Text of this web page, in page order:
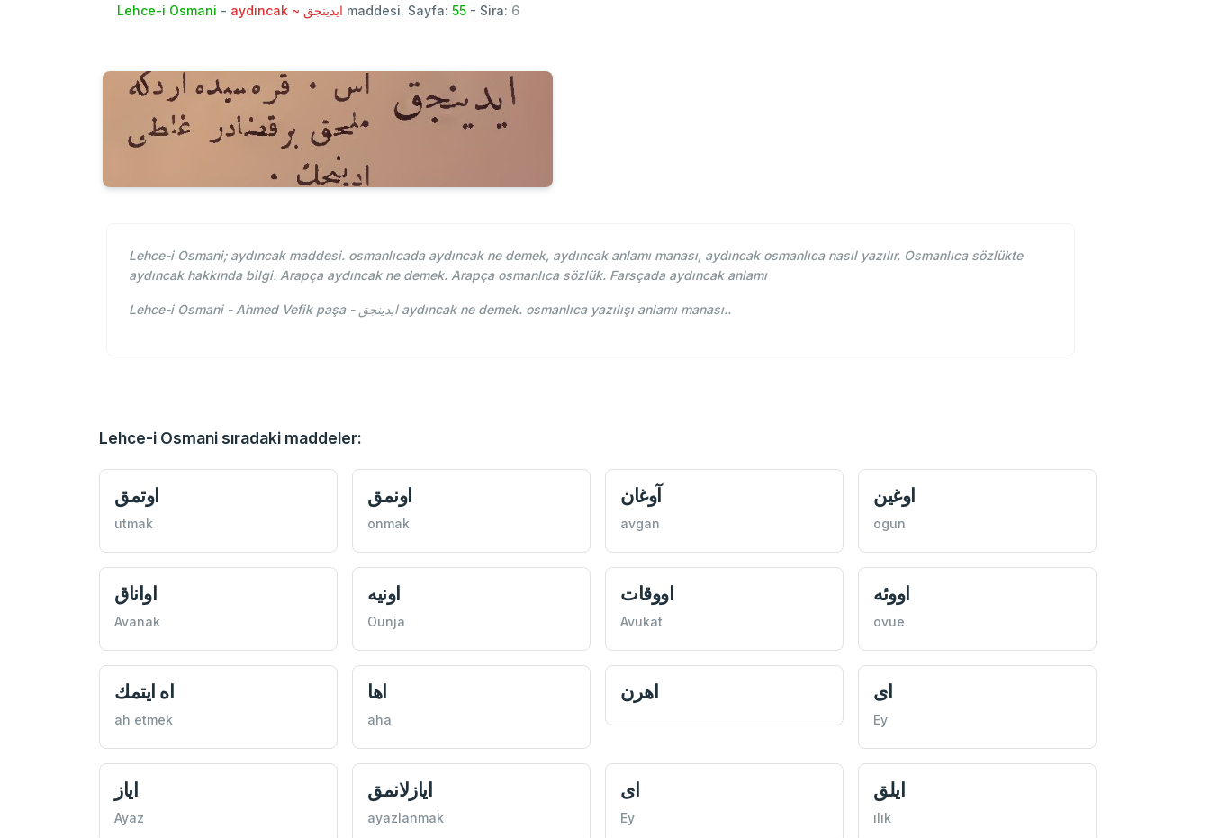
Lehce-i Osmani - aydıncak ~ ايدينجق maddesi. Sayfa: 55 - Sira: 6
Lehce-i Osmani; aydıncak maddesi. osmanlıcada aydıncak ne demek, aydıncak anlamı manası, aydıncak osmanlıca nasıl yazılır. Osmanlıca sözlükte
aydıncak hakkında bilgi. Arapça aydıncak ne demek. Arapça osmanlıca sözlük. Farsçada aydıncak anlamı
Lehce-i Osmani - Ahmed Vefik paşa - ايدينجق aydıncak ne demek. osmanlıca yazılışı anlamı manası..
Lehce-i Osmani sıradaki maddeler:
اوتمق
utmak
اونمق
onmak
آوغان
avgan
اوغين
ogun
اواناق
Avanak
اونيه
Ounja
اووقات
Avukat
اووئه
ovue
اه ايتمك
ah etmek
اها
aha
اهرن ای
Ey
اياز
Ayaz
ايازلانمق
ayazlanmak
ای
Ey
ايلق
ılık